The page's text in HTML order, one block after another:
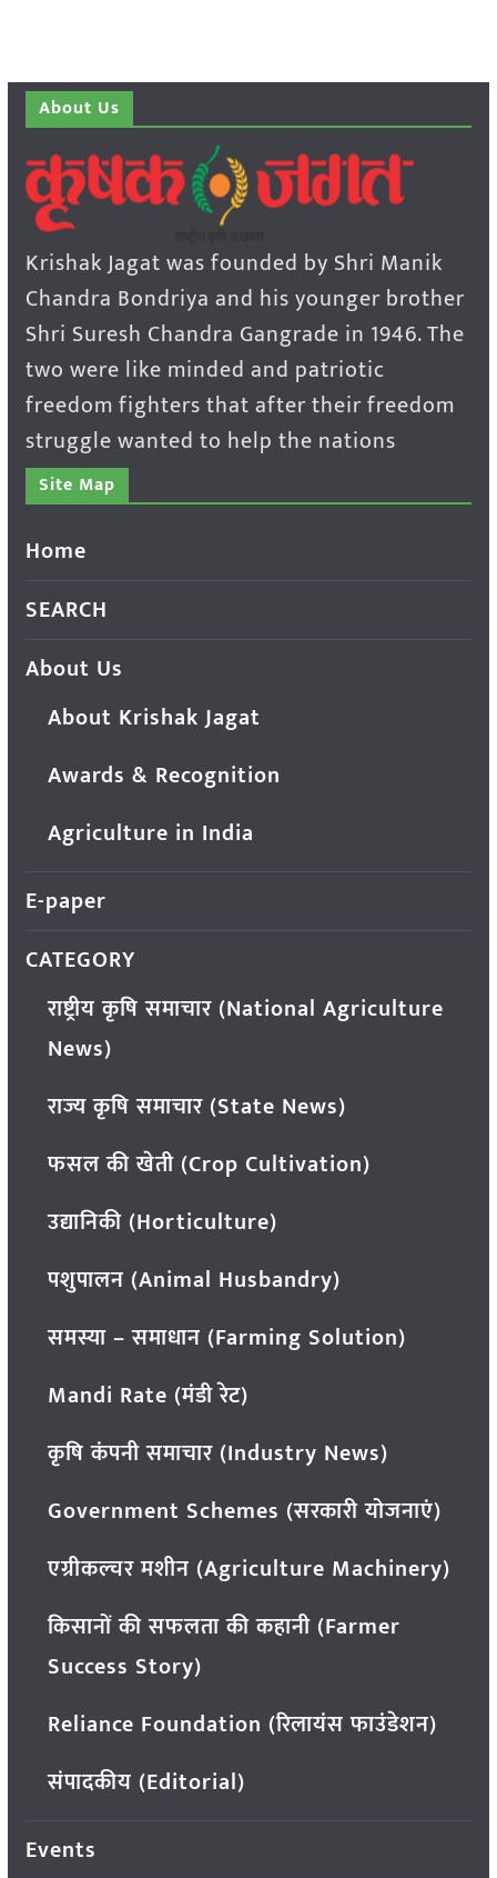
About Us
Krishak Jagat was founded by Shri Manik
Chandra Bondriya and his younger brother
Shri Suresh Chandra Gangrade in 1946. The
two were like minded and patriotic
freedom fighters that after their freedom
struggle wanted to help the nations
Site Map
Home
SEARCH
About Us
About Krishak Jagat
Awards & Recognition
Agriculture in India
E-paper
CATEGORY
राष्ट्रीय कृषि समाचार (National Agriculture
News)
राज्य कृषि समाचार (State News)
फसल की खेती (Crop Cultivation)
उद्यानिकी (Horticulture)
पशुपालन (Animal Husbandry)
समस्या – समाधान (Farming Solution)
Mandi Rate (मंडी रेट)
कृषि कंपनी समाचार (Industry News)
Government Schemes (सरकारी योजनाएं)
एग्रीकल्चर मशीन (Agriculture Machinery)
किसानों की सफलता की कहानी (Farmer
Success Story)
Reliance Foundation (रिलायंस फाउंडेशन)
संपादकीय (Editorial)
Events